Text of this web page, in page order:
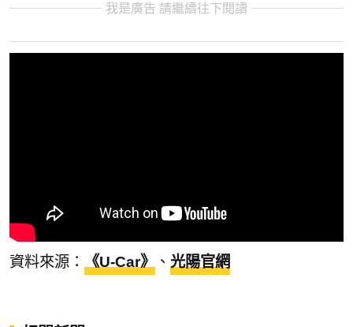
我是廣告 請繼續往下閱讀
資料來源： 《U-Car》 、 光陽官網